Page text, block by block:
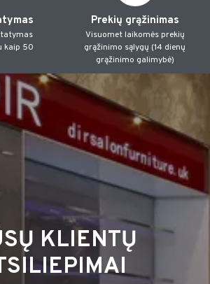
kaip 50
Prekių grąžinimas
Visuomet laikomės prekių
grąžinimo sąlygų (14 dienų
grąžinimo galimybė)
KLIENTŲ